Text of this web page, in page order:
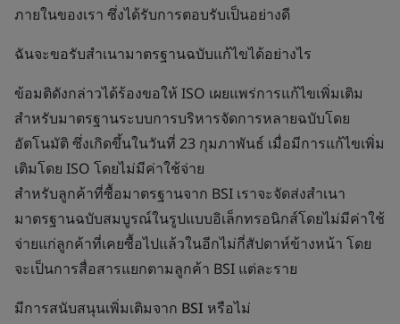
ภายในของเรา ซึ่งได้รับการตอบรับเป็นอย่างดี
ฉันจะขอรับสำเนามาตรฐานฉบับแก้ไขได้อย่างไร
ข้อมติดังกล่าวได้ร้องขอให้ ISO เผยแพร่การแก้ไขเพิ่มเติม
สำหรับมาตรฐานระบบการบริหารจัดการหลายฉบับโดย
อัตโนมัติ ซึ่งเกิดขึ้นในวันที่ 23 กุมภาพันธ์ เมื่อมีการแก้ไขเพิ่ม
เติมโดย ISO โดยไม่มีค่าใช้จ่าย
สำหรับลูกค้าที่ซื้อมาตรฐานจาก BSI เราจะจัดส่งสำเนา
มาตรฐานฉบับสมบูรณ์ในรูปแบบอิเล็กทรอนิกส์โดยไม่มีค่าใช้
จ่ายแก่ลูกค้าที่เคยซื้อไปแล้วในอีกไม่กี่สัปดาห์ข้างหน้า โดย
จะเป็นการสื่อสารแยกตามลูกค้า BSI แต่ละราย
มีการสนับสนุนเพิ่มเติมจาก BSI หรือไม่